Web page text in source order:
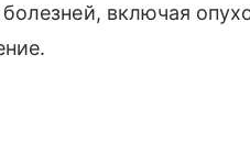
включая